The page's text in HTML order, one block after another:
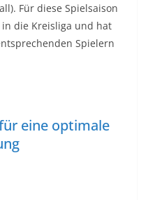
Für diese Spielsaison
die Kreisliga und hat
Spielern
eine optimale